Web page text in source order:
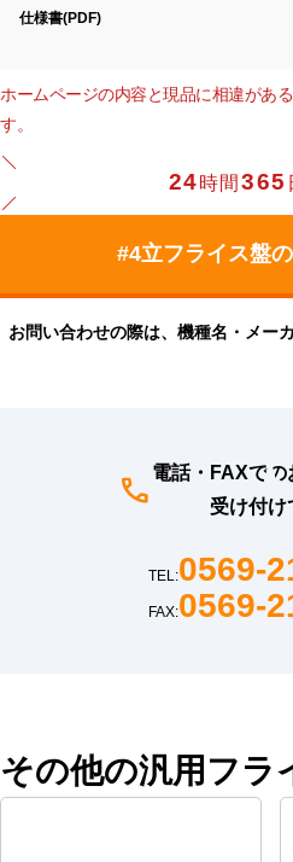
仕様書(PDF)
ホームページの内容と現品に相違があ
す。
24時間365
お問い合わせの際は、機種名・メー
電話・FAXでの
受け付け
TEL:0569-
FAX:0569-
その他の汎用フラ